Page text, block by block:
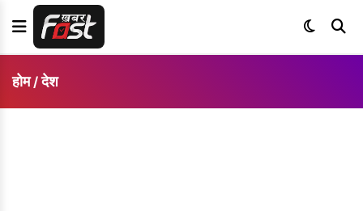
होम/ देश